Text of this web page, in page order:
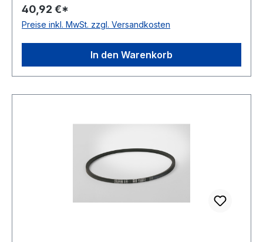
Norm DIN 7753 Material Neoprene Zugstrang
Polyester Breite 16,3mm Höhe 13mm
40,92 €*
Preise inkl. MwSt. zzgl. Versandkosten
In den Warenkorb